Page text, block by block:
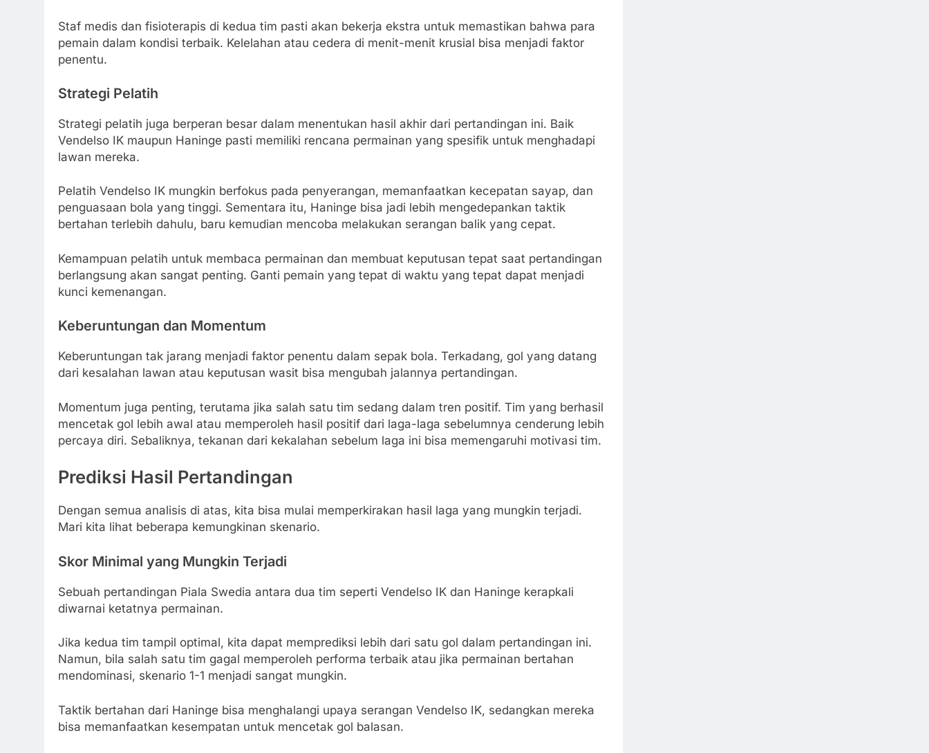
Staf medis dan fisioterapis di kedua tim pasti akan bekerja ekstra untuk memastikan bahwa para
pemain dalam kondisi terbaik. Kelelahan atau cedera di menit-menit krusial bisa menjadi faktor
penentu.
Strategi Pelatih
Strategi pelatih juga berperan besar dalam menentukan hasil akhir dari pertandingan ini. Baik
Vendelso IK maupun Haninge pasti memiliki rencana permainan yang spesifik untuk menghadapi
lawan mereka.
Pelatih Vendelso IK mungkin berfokus pada penyerangan, memanfaatkan kecepatan sayap, dan
penguasaan bola yang tinggi. Sementara itu, Haninge bisa jadi lebih mengedepankan taktik
bertahan terlebih dahulu, baru kemudian mencoba melakukan serangan balik yang cepat.
Kemampuan pelatih untuk membaca permainan dan membuat keputusan tepat saat pertandingan
berlangsung akan sangat penting. Ganti pemain yang tepat di waktu yang tepat dapat menjadi
kunci kemenangan.
Keberuntungan dan Momentum
Keberuntungan tak jarang menjadi faktor penentu dalam sepak bola. Terkadang, gol yang datang
dari kesalahan lawan atau keputusan wasit bisa mengubah jalannya pertandingan.
Momentum juga penting, terutama jika salah satu tim sedang dalam tren positif. Tim yang berhasil
mencetak gol lebih awal atau memperoleh hasil positif dari laga-laga sebelumnya cenderung lebih
percaya diri. Sebaliknya, tekanan dari kekalahan sebelum laga ini bisa memengaruhi motivasi tim.
Prediksi Hasil Pertandingan
Dengan semua analisis di atas, kita bisa mulai memperkirakan hasil laga yang mungkin terjadi.
Mari kita lihat beberapa kemungkinan skenario.
Skor Minimal yang Mungkin Terjadi
Sebuah pertandingan Piala Swedia antara dua tim seperti Vendelso IK dan Haninge kerapkali
diwarnai ketatnya permainan.
Jika kedua tim tampil optimal, kita dapat memprediksi lebih dari satu gol dalam pertandingan ini.
Namun, bila salah satu tim gagal memperoleh performa terbaik atau jika permainan bertahan
mendominasi, skenario 1-1 menjadi sangat mungkin.
Taktik bertahan dari Haninge bisa menghalangi upaya serangan Vendelso IK, sedangkan mereka
bisa memanfaatkan kesempatan untuk mencetak gol balasan.